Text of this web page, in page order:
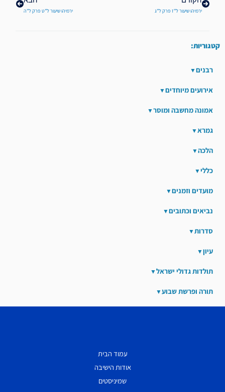
ירמיהו שיעור ל"ז פרק ל"ג ירמיהו שיעור ל"ט פרק ל"ה
קטגוריות:
רבנים
אירועים מיוחדים
אמונה מחשבה ומוסר
גמרא
הלכה
כללי
מועדים וזמנים
נביאים וכתובים
סדרות
עיון
תולדות גדולי ישראל
תורה ופרשת שבוע
עמוד הבית
אודות הישיבה
שמיניסטים